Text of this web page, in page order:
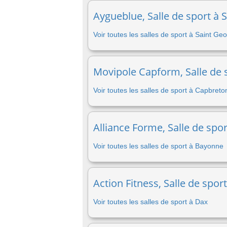
Aygueblue, Salle de sport à
Voir toutes les salles de sport à Saint
Movipole Capform, Salle de
Voir toutes les salles de sport à
Alliance Forme, Salle de
Voir toutes les salles de sport à Bayonne
Action Fitness, Salle de
Voir toutes les salles de sport à Dax